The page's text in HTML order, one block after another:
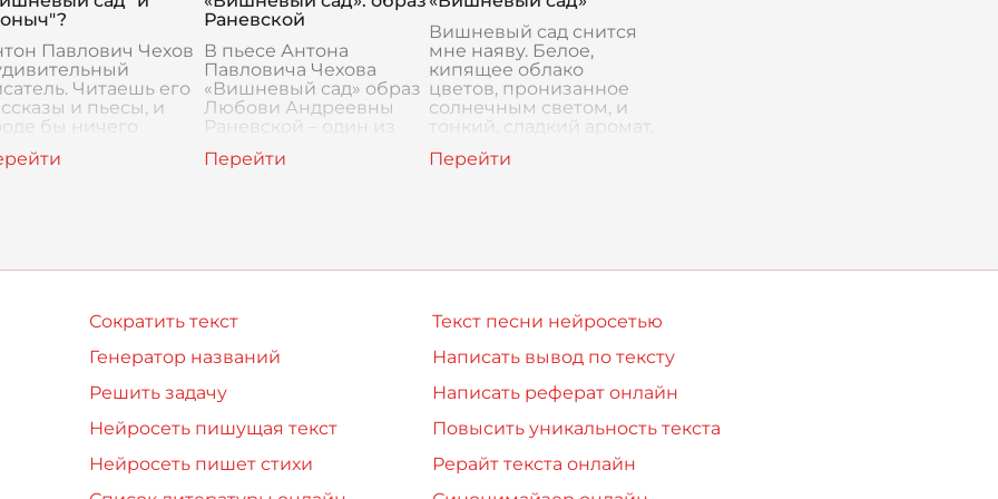
са
ботанический эл
Павлович Чехов
Читаешь его
и пьесы, и
бы ничего
Обычные
Раневской
В пьесе Антона
Павловича Чехова
«Вишневый сад» образ
Любови Андреевны
Раневской – один из
противоречивых. Она –
Вишневый сад снится
мне наяву. Белое,
кипящее облако
цветов, пронизанное
солнечным светом, и
тонкий, сладкий аромат,
голова. Я слышу голос
Сократить текст
Генератор названий
Решить задачу
Нейросеть пишущая текст
Нейросеть пишет стихи
Текст песни нейросетью
Написать вывод по тексту
Написать реферат онлайн
Повысить уникальность текста
Рерайт текста онлайн